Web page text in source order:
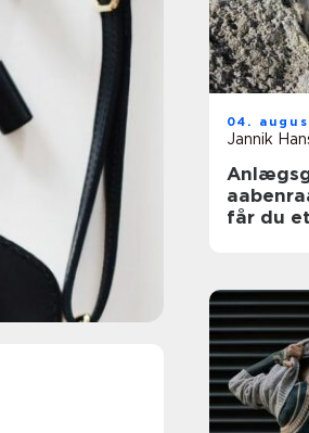
04.
Jannik
aabenraa
får du et